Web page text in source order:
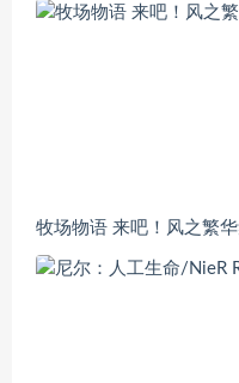
牧场物语 来吧！风之繁